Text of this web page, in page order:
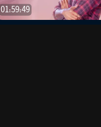
01:59:49